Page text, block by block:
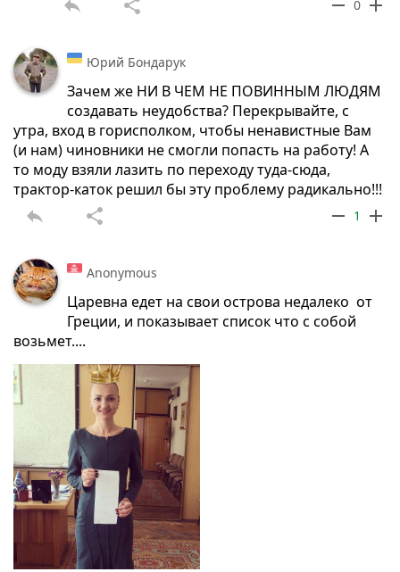
reply share remove 0 add
Юрий Бондарук
Зачем же НИ В ЧЕМ НЕ ПОВИННЫМ ЛЮДЯМ
создавать неудобства? Перекрывайте, с
утра, вход в горисполком, чтобы ненавистные Вам
(и нам) чиновники не смогли попасть на работу! А
то моду взяли лазить по переходу туда-сюда,
трактор-каток решил бы эту проблему радикально!!!
reply share remove 1 add
Anonymous
Царевна едет на свои острова недалеко от
Греции, и показывает список что с собой
возьмет....